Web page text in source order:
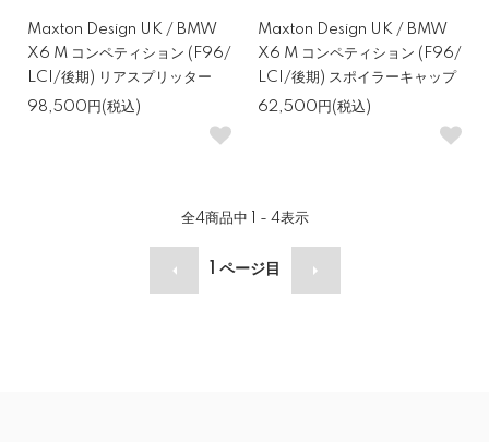
Maxton Design UK / BMW
X6 M コンペティション (F96/
LCI/後期) リアスプリッター
98,500円(税込)
Maxton Design UK / BMW
X6 M コンペティション (F96/
LCI/後期) スポイラーキャップ
62,500円(税込)
全4商品中 1 - 4表示
ページ目